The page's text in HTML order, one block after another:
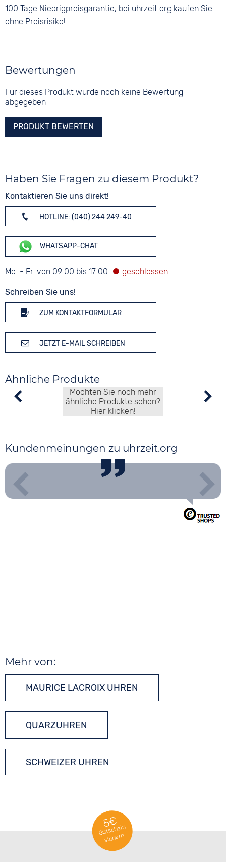
100 Tage Niedrigpreisgarantie, bei uhrzeit.org kaufen Sie
ohne Preisrisiko!
Bewertungen
Für dieses Produkt wurde noch keine Bewertung
abgegeben
PRODUKT BEWERTEN
Haben Sie Fragen zu diesem Produkt?
Kontaktieren Sie uns direkt!
HOTLINE: (040) 244 249-40
WHATSAPP-CHAT
Mo. - Fr. von 09:00 bis 17:00
Schreiben Sie uns!
ZUM KONTAKTFORMULAR
JETZT E-MAIL SCHREIBEN
Ähnliche Produkte
Möchten Sie noch mehr
ähnliche Produkte sehen?
Hier klicken!
Kundenmeinungen zu uhrzeit.org
Mehr von:
MAURICE LACROIX UHREN
QUARZUHREN
SCHWEIZER UHREN
5€
Gutschein
sichern